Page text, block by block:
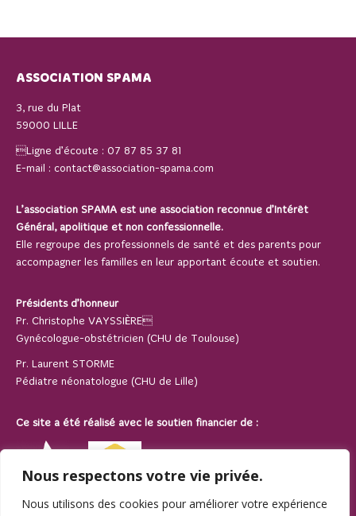
Nous respectons votre vie privée.
Nous utilisons des cookies pour améliorer votre expérience
ASSOCIATION SPAMA
3, rue du Plat
59000 LILLE
Ligne d’écoute : 07 87 85 37 81
E-mail : contact@association-spama.com
L’association SPAMA est une association reconnue d’Intérêt
Général, apolitique et non confessionnelle.
Elle regroupe des professionnels de santé et des parents pour
accompagner les familles en leur apportant écoute et soutien.
Présidents d’honneur
Pr. Christophe VAYSSIÈRE
Gynécologue-obstétricien (CHU de Toulouse)
Pr. Laurent STORME
Pédiatre néonatologue (CHU de Lille)
Ce site a été réalisé avec le soutien financier de :